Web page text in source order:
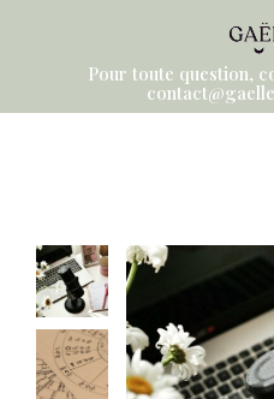
Pour toute question,